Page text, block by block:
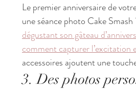
Le premier anniversaire de
une séance photo Cake Smash
dégustant son gâteau
comment capturer l’excitation
accessoires ajoutent une
3. Des photos